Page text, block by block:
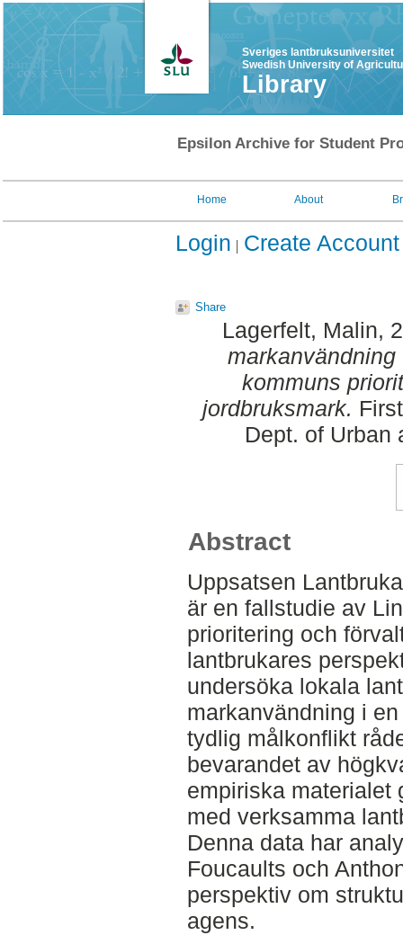
Sveriges lantbruksuniversitet
Swedish University of
Library
Epsilon Archive for Student
Home About
Login Create Account
Share
Lagerfelt, Malin,
kommuns
jordbruksmark.
Dept. of Urban
Abstract
Uppsatsen
är en fallstudie av
prioritering och
lantbrukares
undersöka lokala
markanvändning i
tydlig målkonflikt
bevarandet av
empiriska materialet
med verksamma
Denna data har
Foucaults och
perspektiv om
agens.